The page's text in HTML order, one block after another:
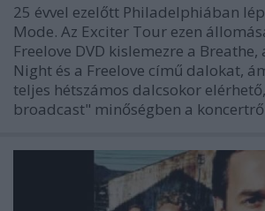
25 évvel ezelőtt Philadelphiában
Mode. Az Exciter Tour ezen
Freelove DVD kislemezre a Breathe,
Night és a Freelove című dalokat,
teljes hétszámos dalcsokor
broadcast" minőségben a